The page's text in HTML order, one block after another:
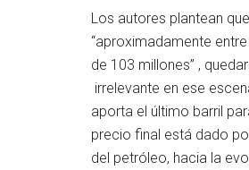
Los autores plantean
“aproximadamente
de 103 millones” ,
irrelevante en ese
aporta el último barril
precio final está dado
del petróleo, hacia la